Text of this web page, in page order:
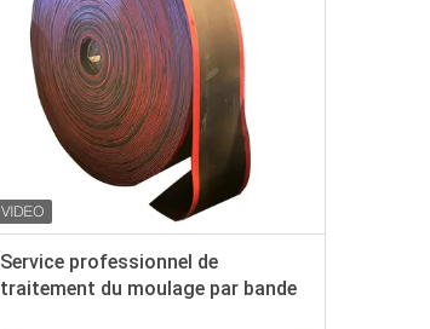
Service professionnel de
traitement du moulage par bande